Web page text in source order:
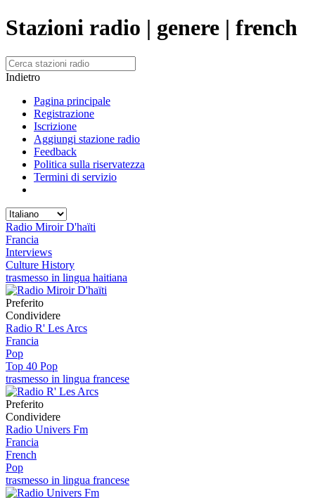
Stazioni radio | genere | french
Indietro
Pagina principale
Registrazione
Iscrizione
Aggiungi stazione radio
Feedback
Politica sulla riservatezza
Termini di servizio
Radio Miroir D'haïti
Francia
Interviews
Culture History
trasmesso in lingua haitiana
Preferito
Condividere
Radio R' Les Arcs
Francia
Pop
Top 40 Pop
trasmesso in lingua francese
Preferito
Condividere
Radio Univers Fm
Francia
French
Pop
trasmesso in lingua francese